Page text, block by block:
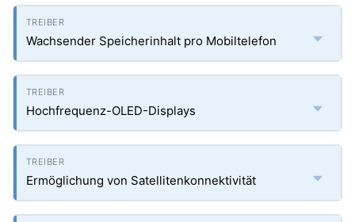
Wachsender Speicherinhalt pro Mobiltelefon
Hochfrequenz-OLED-Displays
Ermöglichung von Satellitenkonnektivität